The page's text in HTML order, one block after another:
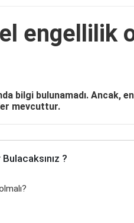
engellilik
bilgi bulunamadı. Ancak,
mevcuttur.
?